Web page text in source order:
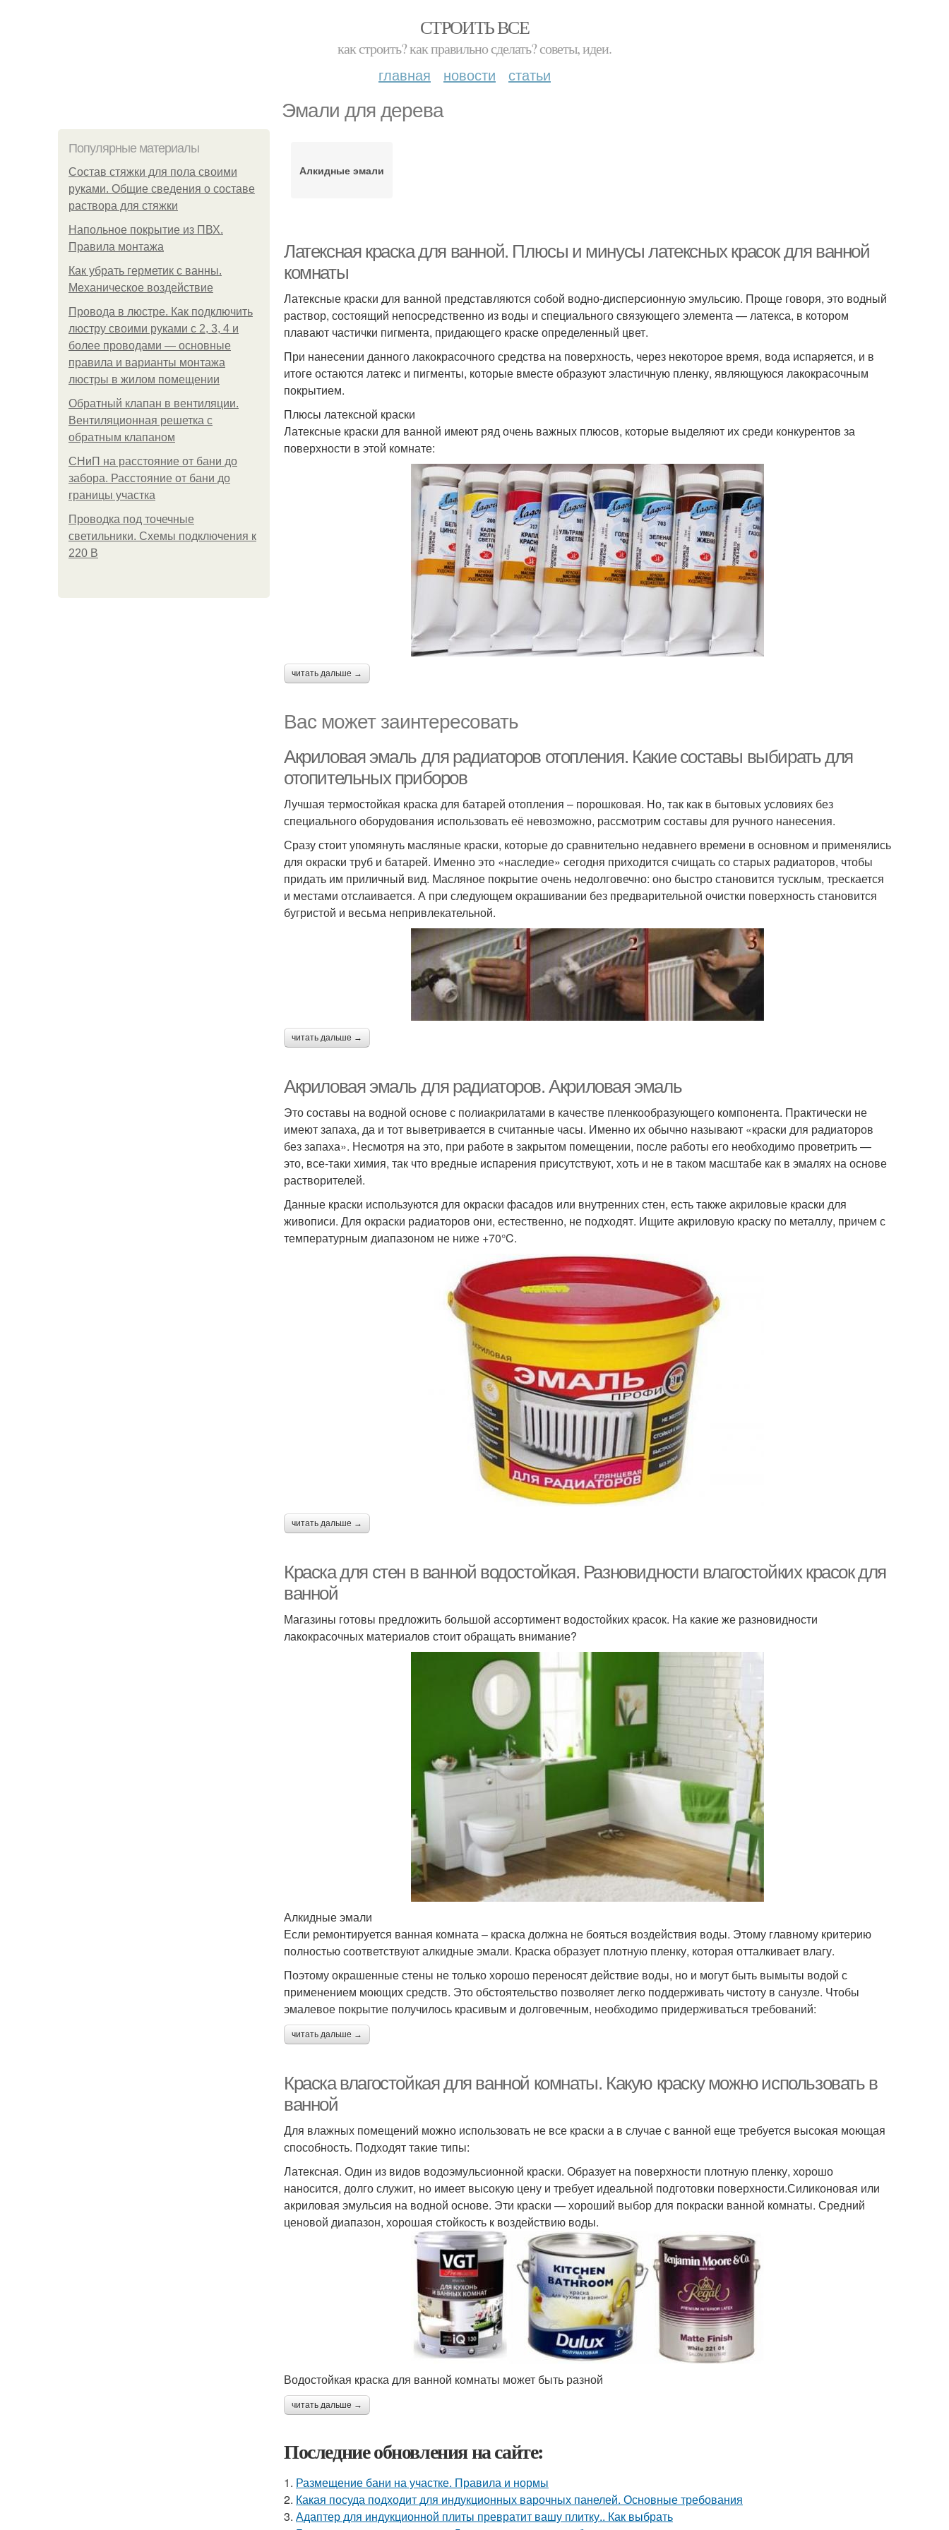
СТРОИТЬ ВСЕ
как строить? как правильно сделать? советы, идеи.
главная новости статьи
Эмали для дерева
Популярные материалы
Состав стяжки для пола своими
руками. Общие сведения о составе
раствора для стяжки
Напольное покрытие из ПВХ.
Правила монтажа
Как убрать герметик с ванны.
Механическое воздействие
Провода в люстре. Как подключить
люстру своими руками с 2, 3, 4 и
более проводами — основные
правила и варианты монтажа
люстры в жилом помещении
Обратный клапан в вентиляции.
Вентиляционная решетка с
обратным клапаном
СНиП на расстояние от бани до
забора. Расстояние от бани до
границы участка
Проводка под точечные
светильники. Схемы подключения к
220 В
Алкидные эмали
Латексная краска для ванной. Плюсы и минусы латексных красок для ванной
комнаты
Латексные краски для ванной представляются собой водно-дисперсионную эмульсию. Проще говоря, это водный
раствор, состоящий непосредственно из воды и специального связующего элемента — латекса, в котором
плавают частички пигмента, придающего краске определенный цвет.
При нанесении данного лакокрасочного средства на поверхность, через некоторое время, вода испаряется, и в
итоге остаются латекс и пигменты, которые вместе образуют эластичную пленку, являющуюся лакокрасочным
покрытием.
Плюсы латексной краски
Латексные краски для ванной имеют ряд очень важных плюсов, которые выделяют их среди конкурентов за
поверхности в этой комнате:
читать дальше →
Вас может заинтересовать
Акриловая эмаль для радиаторов отопления. Какие составы выбирать для
отопительных приборов
Лучшая термостойкая краска для батарей отопления – порошковая. Но, так как в бытовых условиях без
специального оборудования использовать её невозможно, рассмотрим составы для ручного нанесения.
Сразу стоит упомянуть масляные краски, которые до сравнительно недавнего времени в основном и применялись
для окраски труб и батарей. Именно это «наследие» сегодня приходится счищать со старых радиаторов, чтобы
придать им приличный вид. Масляное покрытие очень недолговечно: оно быстро становится тусклым, трескается
и местами отслаивается. А при следующем окрашивании без предварительной очистки поверхность становится
бугристой и весьма непривлекательной.
читать дальше →
Акриловая эмаль для радиаторов. Акриловая эмаль
Это составы на водной основе с полиакрилатами в качестве пленкообразующего компонента. Практически не
имеют запаха, да и тот выветривается в считанные часы. Именно их обычно называют «краски для радиаторов
без запаха». Несмотря на это, при работе в закрытом помещении, после работы его необходимо проветрить —
это, все-таки химия, так что вредные испарения присутствуют, хоть и не в таком масштабе как в эмалях на основе
растворителей.
Данные краски используются для окраски фасадов или внутренних стен, есть также акриловые краски для
живописи. Для окраски радиаторов они, естественно, не подходят. Ищите акриловую краску по металлу, причем с
температурным диапазоном не ниже +70°C.
читать дальше →
Краска для стен в ванной водостойкая. Разновидности влагостойких красок для
ванной
Магазины готовы предложить большой ассортимент водостойких красок. На какие же разновидности
лакокрасочных материалов стоит обращать внимание?
Алкидные эмали
Если ремонтируется ванная комната – краска должна не бояться воздействия воды. Этому главному критерию
полностью соответствуют алкидные эмали. Краска образует плотную пленку, которая отталкивает влагу.
Поэтому окрашенные стены не только хорошо переносят действие воды, но и могут быть вымыты водой с
применением моющих средств. Это обстоятельство позволяет легко поддерживать чистоту в санузле. Чтобы
эмалевое покрытие получилось красивым и долговечным, необходимо придерживаться требований:
читать дальше →
Краска влагостойкая для ванной комнаты. Какую краску можно использовать в
ванной
Для влажных помещений можно использовать не все краски а в случае с ванной еще требуется высокая моющая
способность. Подходят такие типы:
Латексная. Один из видов водоэмульсионной краски. Образует на поверхности плотную пленку, хорошо
наносится, долго служит, но имеет высокую цену и требует идеальной подготовки поверхности.Силиконовая или
акриловая эмульсия на водной основе. Эти краски — хороший выбор для покраски ванной комнаты. Средний
ценовой диапазон, хорошая стойкость к воздействию воды.
Водостойкая краска для ванной комнаты может быть разной
читать дальше →
Последние обновления на сайте:
1. Размещение бани на участке. Правила и нормы
2. Какая посуда подходит для индукционных варочных панелей. Основные требования
3. Адаптер для индукционной плиты превратит вашу плитку.. Как выбрать